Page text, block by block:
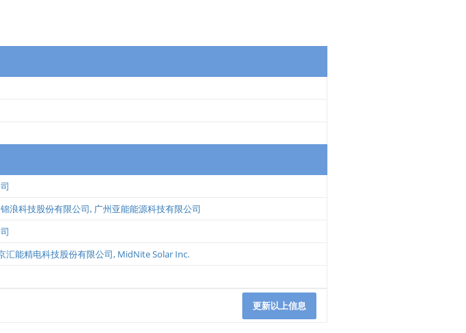
锦浪科技股份有限公司, 广州亚能能源科技有限公司
汇能精电科技股份有限公司, MidNite Solar Inc.
更新以上信息